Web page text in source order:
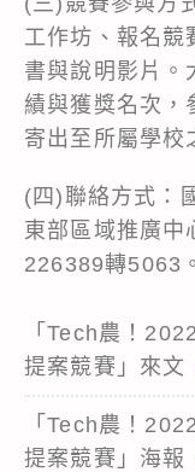
工作坊、報名競
書與說明影片
績與獲獎名次，
寄出至所屬學校
(四)聯絡方式：
東部區域推廣中
226389轉5063。
「Tech農！
提案競賽」來文
「Tech農！
提案競賽」海報